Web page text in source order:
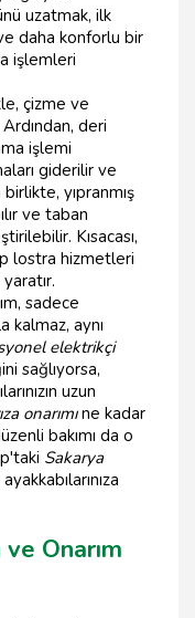
uzatmak, ilk
daha konforlu bir
işlemleri
çizme ve
deri
işlemi
giderilir ve
birlikte, yıpranmış
ve taban
Kısacası,
lostra hizmetleri
sadece
kalmaz, aynı
elektrikçi
sağlıyorsa,
uzun
onarımıne kadar
bakımı da o
Sakarya
Onarım